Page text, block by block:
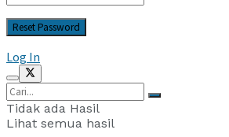
Log In
Tidak ada Hasil
Lihat semua hasil